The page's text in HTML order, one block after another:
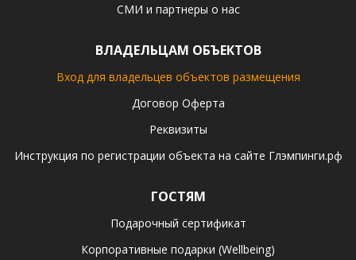
СМИ и партнеры о нас
ВЛАДЕЛЬЦАМ ОБЪЕКТОВ
Вход для владельцев объектов размещения
Договор Оферта
Реквизиты
Инструкция по регистрации объекта на сайте Глэмпинги.рф
ГОСТЯМ
Подарочный сертификат
Корпоративные подарки (Wellbeing)